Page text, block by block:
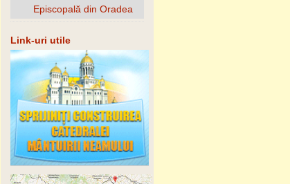
Episcopală din Oradea
Link-uri utile